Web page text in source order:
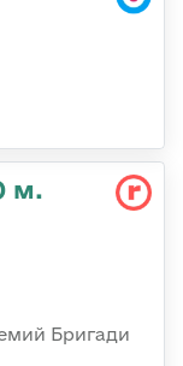
м.
Бригади